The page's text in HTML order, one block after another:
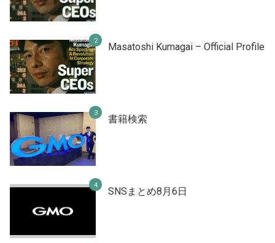
Masatoshi Kumagai – Official Profile
書籍検索
SNSまとめ8月6日